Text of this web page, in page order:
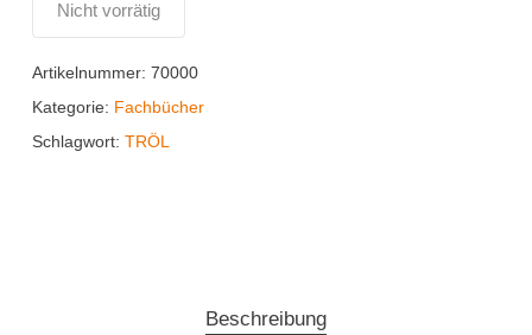
Nicht vorrätig
Artikelnummer: 70000
Kategorie: Fachbücher
Schlagwort: TRÖL
Beschreibung